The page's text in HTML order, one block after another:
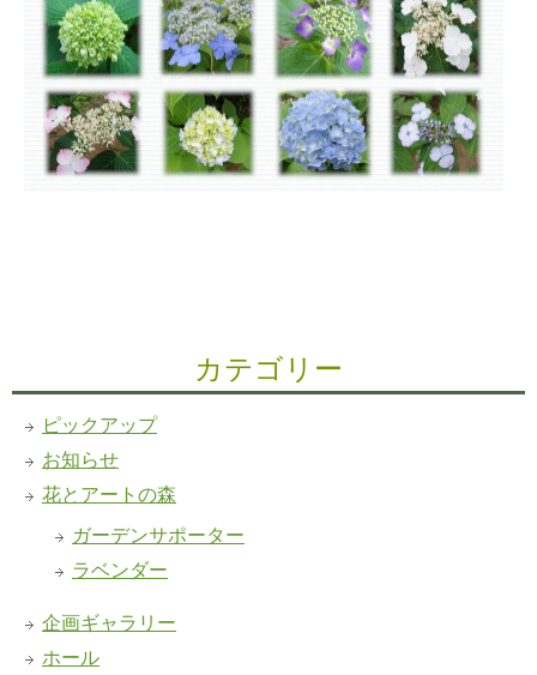
カテゴリー
ピックアップ
お知らせ
花とアートの森
ガーデンサポーター
ラベンダー
企画ギャラリー
ホール